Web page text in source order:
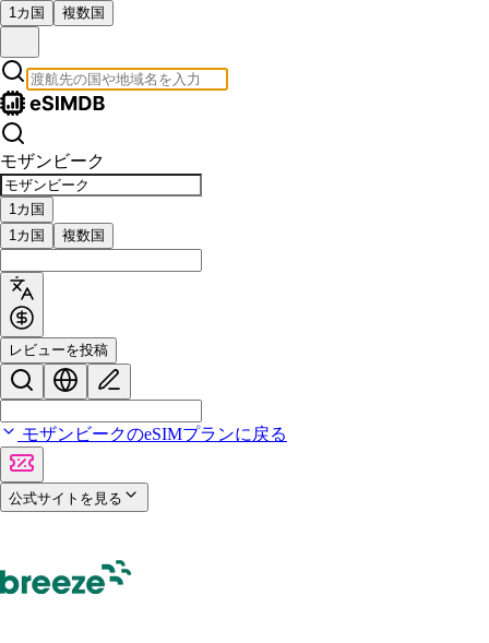
1カ国 複数国
モザンビーク
1カ国
1カ国
複数国
レビューを投稿
モザンビークのeSIMプランに戻る
公式サイトを見る